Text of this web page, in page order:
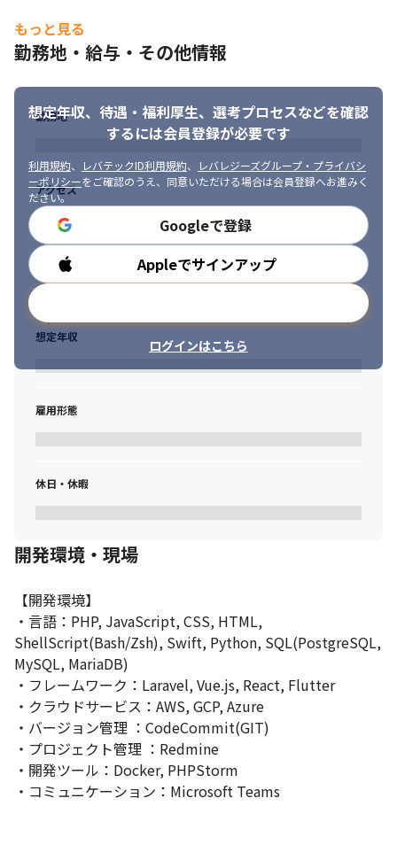
【チーム体制】
■配属先： 先端教育技術開発部
■ チームの雰囲気：
・30〜50代までの多様なメンバーで構成されています 。
・情報システム部は日本語話者のみで構成されていますが、社内
には英語母語スタッフも多く、英語に関心のある方には最適な環
境です。
・不明点が生じた場合には、相互にサポートするカルチャーが根
付いています。
りきる業務遂行力
・自己成長や学びへの高い意欲
・変化の激しい環境でも柔軟に適応し、主体的にゴール達成に向
けて取り組める方
もっと見る
勤務地・給与・その他情報
想定年収、待遇・福利厚生、 選考プロセスなどを確認
するには会員登録が必要です
利用規約、 レバテックID利用規約、
レバレジーズグループ・プライバシ
ーポリシーをご確認のうえ、同意いただける場合は会員登録へお進みく
ださい。
Googleで登録
Appleでサインアップ
ログインはこちら
勤務地
アクセス
勤務時間
想定年収
雇用形態
休日・休暇
開発環境・現場
【開発環境】
・言語：PHP, JavaScript, CSS, HTML,
ShellScript(Bash/Zsh), Swift, Python, SQL(PostgreSQL,
MySQL, MariaDB)
・フレームワーク：Laravel, Vue.js, React, Flutter
・クラウドサービス：AWS, GCP, Azure
・バージョン管理 ：CodeCommit(GIT)
・プロジェクト管理 ：Redmine
・開発ツール：Docker, PHPStorm
・コミュニケーション：Microsoft Teams